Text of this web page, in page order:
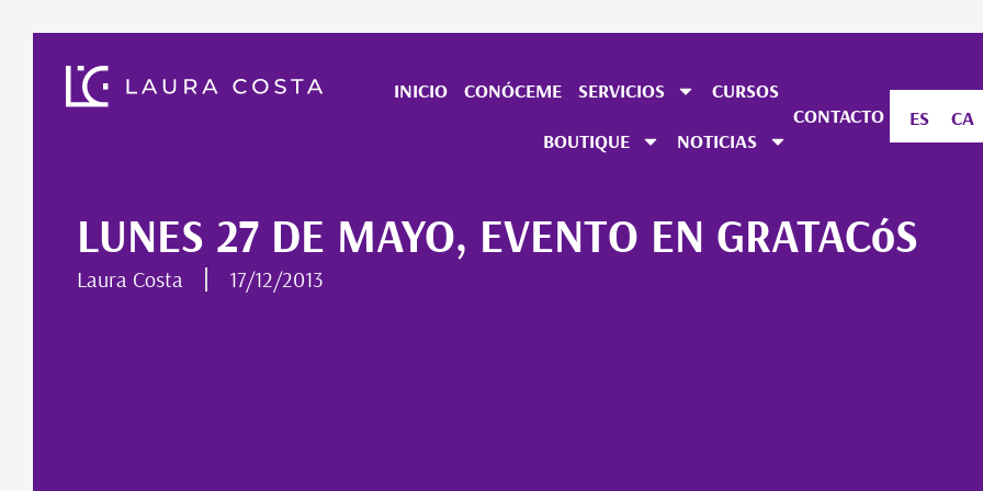
INICIO CONÓCEME SERVICIOS
CURSOS
BOUTIQUE
NOTICIAS
CONTACTO ES CA
LUNES 27 DE MAYO, EVENTO EN GRATACóS
Laura Costa 17/12/2013